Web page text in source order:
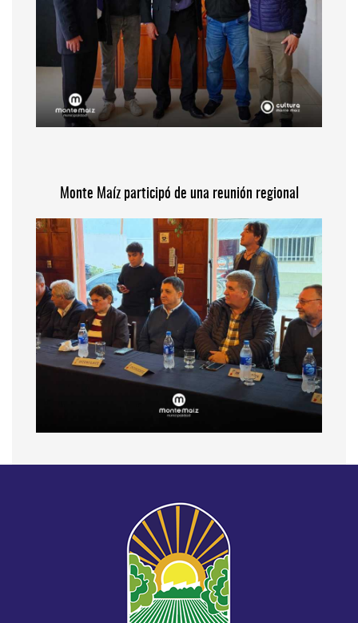
Monte Maíz participó de una reunión regional